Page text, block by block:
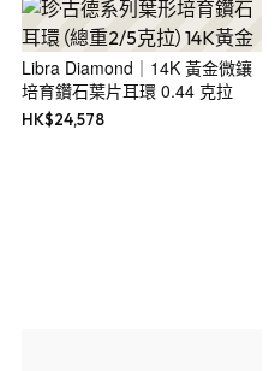
Libra Diamond｜14K 黃金微鑲
培育鑽石葉片耳環 0.44 克拉
HK$24,578